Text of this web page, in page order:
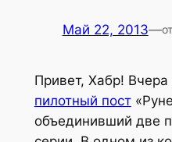
Май 22, 2013—
Привет, Хабр!
пилотный пост
объединивший две